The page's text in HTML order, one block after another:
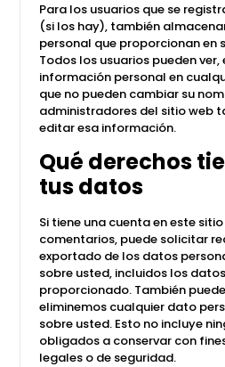
Para los usuarios que se
(si los hay), también
personal que proporcionan en
Todos los usuarios pueden
información personal en
que no pueden cambiar su
administradores del sitio web
editar esa información.
Qué derechos
tus datos
Si tiene una cuenta en este
comentarios, puede solicitar
exportado de los datos
sobre usted, incluidos los
proporcionado. También
eliminemos cualquier dato
sobre usted. Esto no incluye
obligados a conservar con
legales o de seguridad.